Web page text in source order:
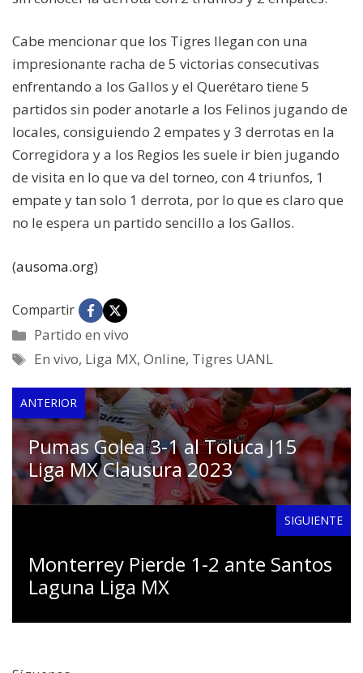
Cabe mencionar que los Tigres llegan con una
impresionante racha de 5 victorias consecutivas
enfrentando a los Gallos y el Querétaro tiene 5
partidos sin poder anotarle a los Felinos jugando de
locales, consiguiendo 2 empates y 3 derrotas en la
Corregidora y a los Regios les suele ir bien jugando
de visita en lo que va del torneo, con 4 triunfos, 1
empate y tan solo 1 derrota, por lo que es claro que
no le espera un partido sencillo a los Gallos.
(ausoma.org)
Compartir
Categorías
Partido en vivo
Etiquetas
En vivo, Liga MX,Online, Tigres UANL
ANTERIOR
Pumas Golea 3-1 al Toluca J15
Liga MX Clausura 2023
SIGUIENTE
Monterrey Pierde 1-2 ante Santos
Laguna Liga MX